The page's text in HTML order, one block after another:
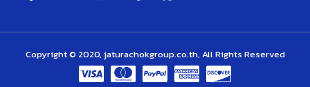
Copyright © 2020, jaturachokgroup.co.th, All Rights Reserved